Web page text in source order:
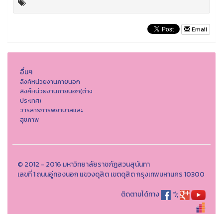
Email
อื่นๆ
ลิงค์หน่วยงานภายนอก
ลิงค์หน่วยงานภายนอก(ต่าง
ประเทศ)
วารสารการพยาบาลและ
สุขภาพ
© 2012 - 2016 มหาวิทยาลัยราชภัฏสวนสุนันทา
เลขที่ 1 ถนนอู่ทองนอก แขวงดุสิต เขตดุสิต กรุงเทพมหานคร 10300
ติดตามได้ทาง
");